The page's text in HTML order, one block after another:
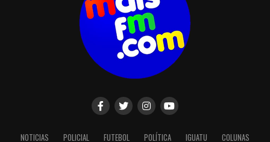
NOTICIAS POLICIAL FUTEBOL POLÍTICA IGUATU COLUNAS